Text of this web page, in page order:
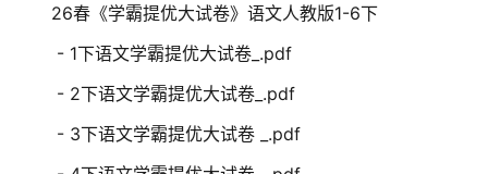
26春《学霸提优大试卷》语文人教版1-6下
- 1下语文学霸提优大试卷_.pdf
- 2下语文学霸提优大试卷_.pdf
- 3下语文学霸提优大试卷 _.pdf